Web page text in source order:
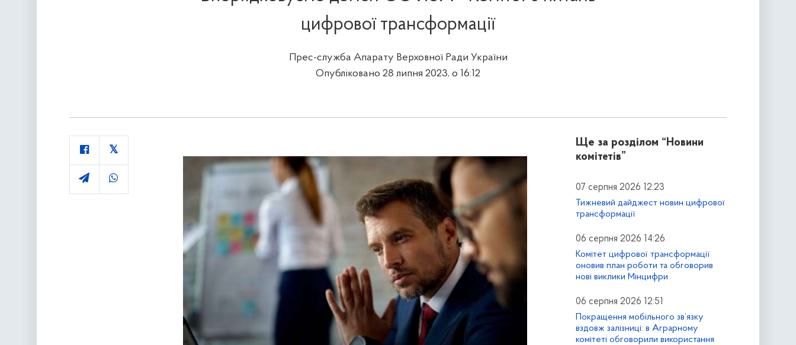
цифрової трансформації
Прес-служба Апарату Верховної Ради України
Опубліковано 28 липня 2023, о 16:12
Ще за розділом “Новини
комітетів”
07 серпня 2026 12:23
Тижневий дайджест новин цифрової
трансформації
06 серпня 2026 14:26
Комітет цифрової трансформації
оновив план роботи та обговорив
нові виклики Мінцифри
06 серпня 2026 12:51
Покращення мобільного зв’язку
вздовж залізниці: в Аграрному
комітеті обговорили використання